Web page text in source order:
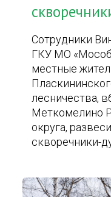
Сотрудники
ГКУ МО
местные
лесничества,
Меткомелино
округа,
скворечники-